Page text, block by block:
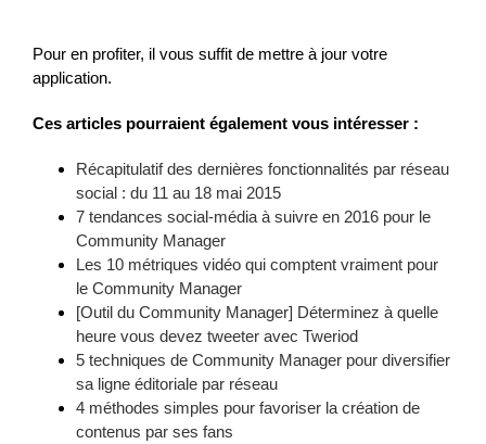
Pour en profiter, il vous suffit de mettre à jour votre
application.
Ces articles pourraient également vous intéresser :
Récapitulatif des dernières fonctionnalités par réseau
social : du 11 au 18 mai 2015
7 tendances social-média à suivre en 2016 pour le
Community Manager
Les 10 métriques vidéo qui comptent vraiment pour
le Community Manager
[Outil du Community Manager] Déterminez à quelle
heure vous devez tweeter avec Tweriod
5 techniques de Community Manager pour diversifier
sa ligne éditoriale par réseau
4 méthodes simples pour favoriser la création de
contenus par ses fans